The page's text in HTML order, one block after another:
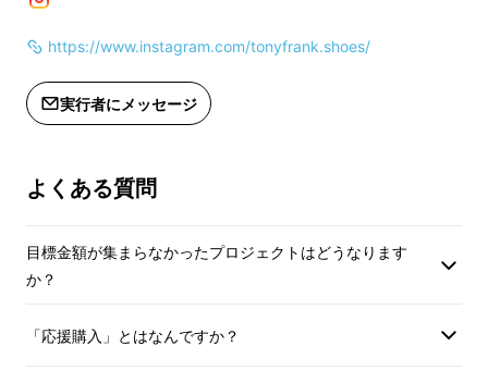
させたTONY FRANKの革靴は服装や場面を選
ばずに履くことができます。
1.特徴的な左右非対称デザイン
独特な左右非対称のデザインはカジュアルと
https://www.instagram.com/tonyfrank.shoes/
実行者にメッセージ
よくある質問
目標金額が集まらなかったプロジェクトはどうなります
か？
「応援購入」とはなんですか？